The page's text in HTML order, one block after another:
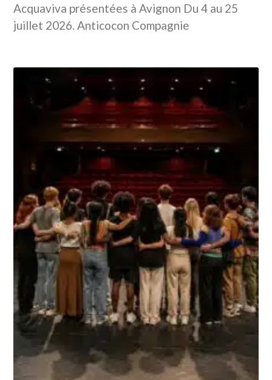
Acquaviva présentées à Avignon Du 4 au 25
juillet 2026. Anticocon Compagnie